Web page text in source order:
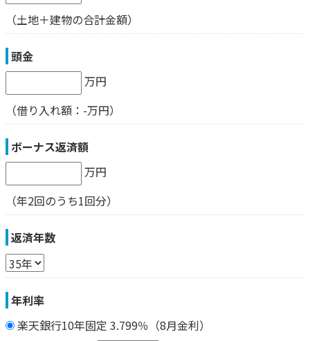
（土地＋建物の合計金額）
頭金
万円
（借り入れ額： -万円）
ボーナス返済額
万円
（年2回のうち1回分）
返済年数
年利率
楽天銀行10年固定 3.799％（8月金利）